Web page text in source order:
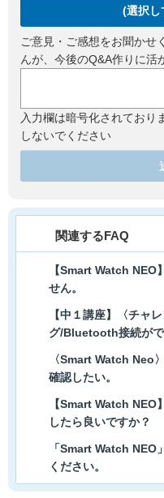
(選択し
ご意見・ご感想をお聞かせ
んが、今後のQ&A作りに活
入力欄は暗号化されており
しないでください
関連するFAQ
【Smart Watch NEO
せん。
【中１講座】〈チャ
グ/Bluetooth接続がで
〈Smart Watch Neo
確認したい。
【Smart Watch NEO
したら良いですか？
「Smart Watch NEO
ください。